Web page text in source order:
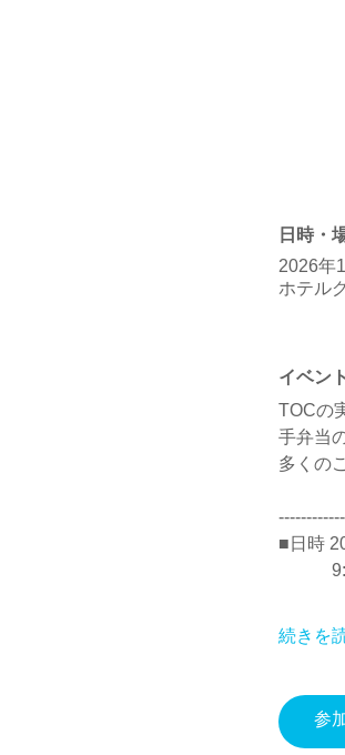
日時・
2026年
ホテル
イベン
TOCの
手弁当
多くの
■日時
9:30
続きを
参